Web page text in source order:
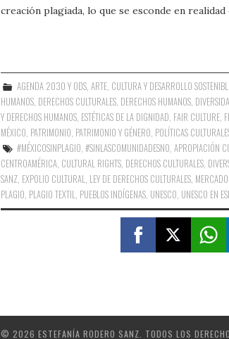
creación plagiada, lo que se esconde en realidad
AGENDA 2030 Y ODS ,ARTE CULTURA Y DESARROLLO
HUMANOS DERECHOS CULTURALES DERECHOS HUMANOS
Y DERECHOS HUMANOS ESTÉTICAS DE LA DIGNIDAD FAIR CULTURE
MÉXICO PATRIMONIO PATRIMONIO Y GÉNERO POLÍTICAS
#MÉXICOSINPLAGIO ,#SINLASCOMUNIDADESNO ,APROPIACIÓN
CENTROAMÉRICA CULTURAL RIGHTS DERECHOS CULTURALES
SANZ EXPOLIO CULTURAL LEY DE DERECHOS CULTURALES
PLAGIO PLAGIO TEXTIL PUEBLOS INDÍGENAS UNESCO UNESCO EN
© 2026 ESTEFANÍA RODERO SANZ. TODOS LOS